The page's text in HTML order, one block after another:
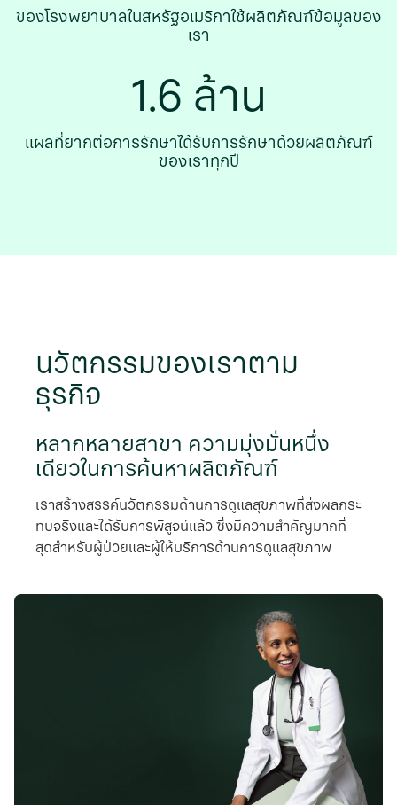
ของโรงพยาบาลในสหรัฐอเมริกาใช้ผลิตภัณฑ์ข้อมูลของ
เรา
1.6 ล้าน
แผลที่ยากต่อการรักษาได้รับการรักษาด้วยผลิตภัณฑ์
ของเราทุกปี
นวัตกรรมของเราตาม
ธุรกิจ
หลากหลายสาขา ความมุ่งมั่นหนึ่ง
เดียวในการค้นหาผลิตภัณฑ์
เราสร้างสรรค์นวัตกรรมด้านการดูแลสุขภาพที่ส่งผลกระ
ทบจริงและได้รับการพิสูจน์แล้ว ซึ่งมีความสําคัญมากที่
สุดสําหรับผู้ป่วยและผู้ให้บริการด้านการดูแลสุขภาพ